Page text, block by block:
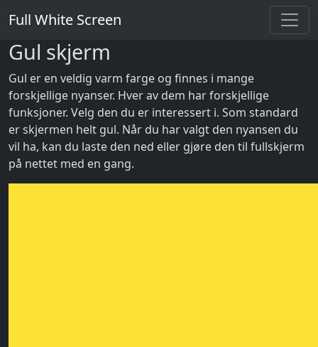
Full White Screen
Gul skjerm
Gul er en veldig varm farge og finnes i mange
forskjellige nyanser. Hver av dem har forskjellige
funksjoner. Velg den du er interessert i. Som standard
er skjermen helt gul. Når du har valgt den nyansen du
vil ha, kan du laste den ned eller gjøre den til fullskjerm
på nettet med en gang.